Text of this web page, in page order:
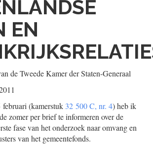
EN
de Tweede Kamer der Staten-Generaal
(kamerstuk 32 500 C, nr. 4) heb ik
zomer per brief te informeren over de
fase van het onderzoek naar omvang en
van het gemeentefonds.